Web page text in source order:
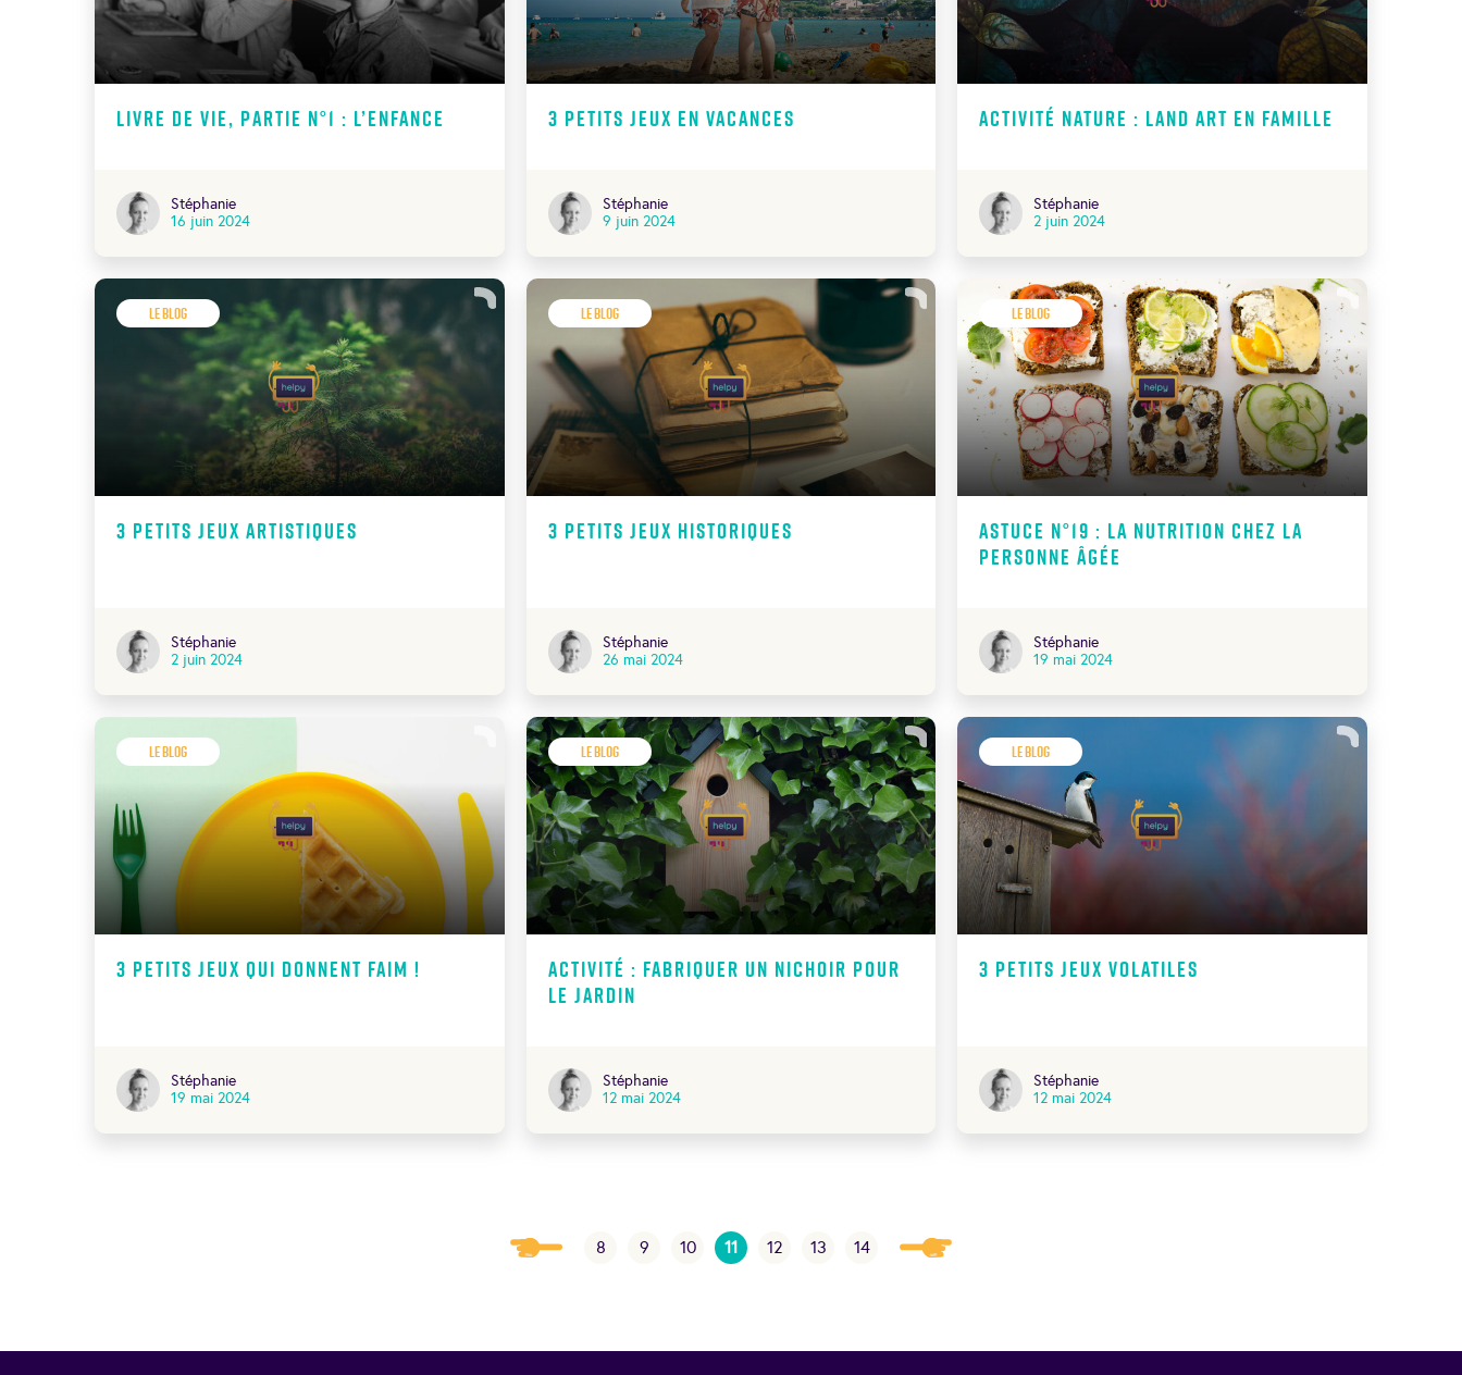
Livre de vie, Partie N°1 : l’Enfance
Stéphanie
16 juin 2024
3 petits jeux en vacances
Stéphanie
9 juin 2024
Activité nature : land art en famille
Stéphanie
2 juin 2024
Le Blog
3 petits jeux artistiques
Stéphanie
2 juin 2024
Le Blog
3 petits jeux historiques
Stéphanie
26 mai 2024
Le Blog
Astuce N°19 : La nutrition chez la
personne âgée
Stéphanie
19 mai 2024
Le Blog
3 petits jeux qui donnent faim !
Stéphanie
19 mai 2024
Le Blog
Activité : fabriquer un nichoir pour
le jardin
Stéphanie
12 mai 2024
Le Blog
3 petits jeux volatiles
Stéphanie
12 mai 2024
8 9 10 11 12 13 14